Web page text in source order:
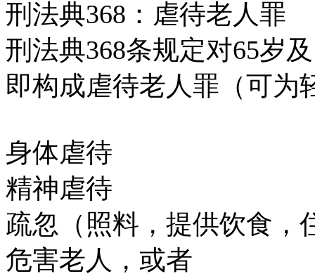
刑法典368：虐待老人罪
刑法典368条规定对65岁
即构成虐待老人罪（可为
身体虐待
精神虐待
疏忽（照料，提供饮食，
危害老人，或者